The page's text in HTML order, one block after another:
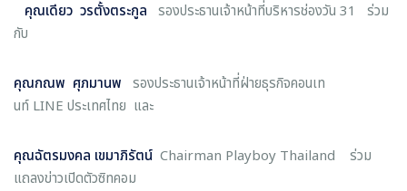
คุณเดียว วรตั้งตระกูล รองประธานเจ้าหน้าที่บริหารช่องวัน 31 ร่วม
กับ
คุณกณพ ศุภมานพ รองประธานเจ้าหน้าที่ฝ่ายธุรกิจคอนเท
นท์ LINE ประเทศไทย และ
คุณฉัตรมงคล เขมาภิรัตน์ Chairman Playboy Thailand ร่วม
แถลงข่าวเปิดตัวซิทคอม